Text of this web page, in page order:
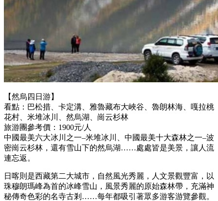
【然烏四日游】
看點：巴松措、卡定溝、雅魯藏布大峽谷、魯朗林海、嘎拉桃
花村、米堆冰川、然烏湖、崗云杉林
旅游團參考價：1900元/人
中國最美六大冰川之一–米堆冰川、中國最美十大森林之一–波
密崗云杉林，還有雪山下的然烏湖……處處皆是美景，讓人流
連忘返。
日喀則是西藏第二大城市，自然風光秀麗，人文景觀豐富，以
珠穆朗瑪峰為首的冰峰雪山，風景秀麗的原始森林帶，充滿神
秘傳奇色彩的名寺古剎……每年都吸引著眾多游客游覽參觀。